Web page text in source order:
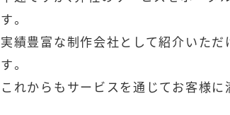
す。
実績豊富な制作会社として紹介いた
す。
これからもサービスを通じてお客様